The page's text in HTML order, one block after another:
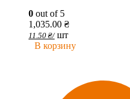
0 out of 5
1,035.00 ₴
11.50 ₴/ шт
В корзину